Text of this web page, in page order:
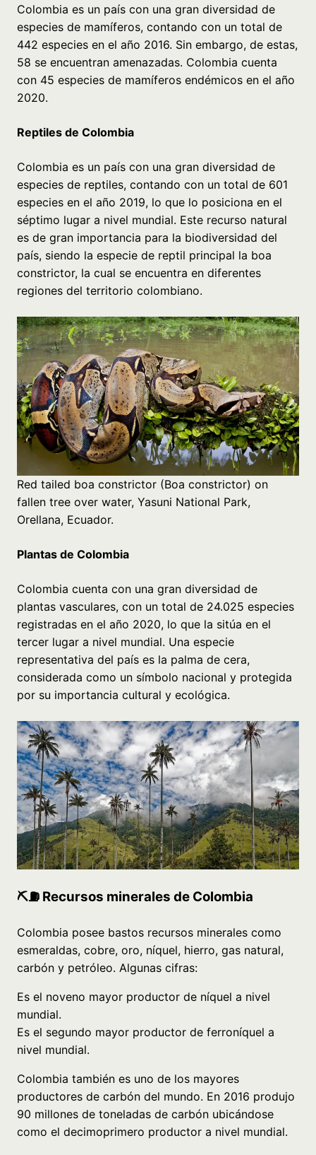
Colombia es un país con una gran diversidad de
especies de mamíferos, contando con un total de
442 especies en el año 2016. Sin embargo, de estas,
58 se encuentran amenazadas. Colombia cuenta
con 45 especies de mamíferos endémicos en el año
2020.
Reptiles de Colombia
Colombia es un país con una gran diversidad de
especies de reptiles, contando con un total de 601
especies en el año 2019, lo que lo posiciona en el
séptimo lugar a nivel mundial. Este recurso natural
es de gran importancia para la biodiversidad del
país, siendo la especie de reptil principal la boa
constrictor, la cual se encuentra en diferentes
regiones del territorio colombiano.
Red tailed boa constrictor (Boa constrictor) on
fallen tree over water, Yasuni National Park,
Orellana, Ecuador.
Plantas de Colombia
Colombia cuenta con una gran diversidad de
plantas vasculares, con un total de 24.025 especies
registradas en el año 2020, lo que la sitúa en el
tercer lugar a nivel mundial. Una especie
representativa del país es la palma de cera,
considerada como un símbolo nacional y protegida
por su importancia cultural y ecológica.
⛏⛽ Recursos minerales de Colombia
Colombia posee bastos recursos minerales como
esmeraldas, cobre, oro, níquel, hierro, gas natural,
carbón y petróleo. Algunas cifras:
Es el noveno mayor productor de níquel a nivel
mundial.
Es el segundo mayor productor de ferroníquel a
nivel mundial.
Colombia también es uno de los mayores
productores de carbón del mundo. En 2016 produjo
90 millones de toneladas de carbón ubicándose
como el decimoprimero productor a nivel mundial.